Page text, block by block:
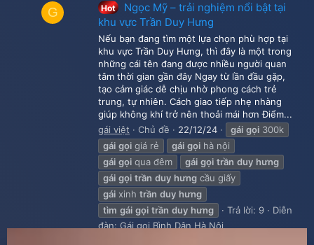
G Hot
Ngọc Mỹ – trải nghiệm nổi bật tại
khu vực Trần Duy Hưng
Nếu bạn đang tìm một lựa chọn phù hợp tại
khu vực Trần Duy Hưng, thì đây là một trong
những cái tên đang được nhiều người quan
tâm thời gian gần đây Ngay từ lần đầu gặp,
tạo cảm giác dễ chịu nhờ phong cách trẻ
trung, tự nhiên. Cách giao tiếp nhẹ nhàng
giúp không khí trở nên thoải mái hơn Điểm...
gái việt
Chủ đề 22/12/24 gái gọi 300k
gái gọi giá rẻ gái gọi hà nội
gái gọi qua đêm gái gọi trần duy hưng
gái gọi trần duy hưng cầu giấy
gái xinh trần duy hưng
tìm gái gọi trần duy hưng Trả lời: 9
Diễn
đàn: Gái gọi Bình Dân Hà Nội